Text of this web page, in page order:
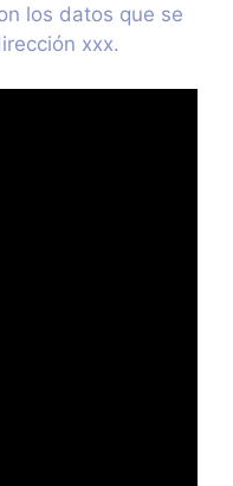
los datos que se
xxx.